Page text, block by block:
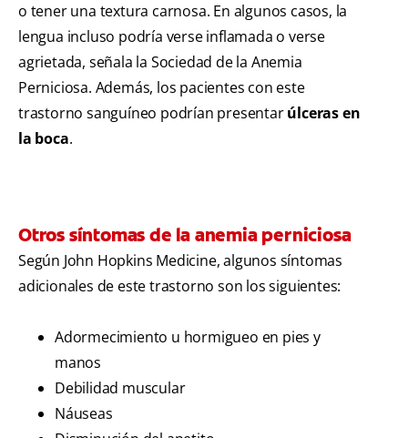
o tener una textura carnosa. En algunos casos, la
lengua incluso podría verse inflamada o verse
agrietada, señala la Sociedad de la Anemia
Perniciosa. Además, los pacientes con este
trastorno sanguíneo podrían presentarúlceras en
la boca.
Otros síntomas de la anemia perniciosa
Según John Hopkins Medicine, algunos síntomas
adicionales de este trastorno son los siguientes:
Adormecimiento u hormigueo en pies y
manos
Debilidad muscular
Náuseas